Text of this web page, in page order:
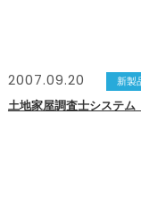
2007.09.20 新製
土地家屋調査士システム